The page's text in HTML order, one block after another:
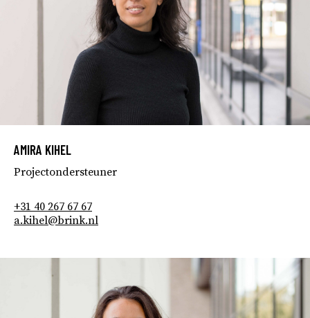
AMIRA KIHEL
Projectondersteuner
+31 40 267 67 67
a.kihel@brink.nl